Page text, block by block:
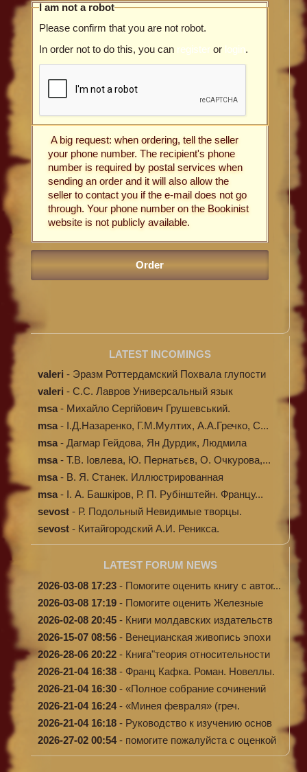
I am not a robot
Please confirm that you are not robot.
In order not to do this, you can register or login.
A big request: when ordering, tell the seller
your phone number. The recipient's phone
number is required by postal services when
sending an order and it will also allow the
seller to contact you if the e-mail does not go
through. Your phone number on the Bookinist
website is not publicly available.
LATEST INCOMINGS
valeri - Эразм Роттердамский Похвала глупости
valeri - C.С. Лавров Универсальный язык
программи...
msa - Михайло Сергійович Грушевський.
Ілюстров...
msa - І.Д.Назаренко, Г.М.Мултих, А.А.Гречко, С...
msa - Дагмар Гейдова, Ян Дурдик, Людмила
Кибал...
msa - Т.В. Іовлева, Ю. Пернатьєв, О. Очкурова,...
msa - В. Я. Станек. Иллюстрированная
энциклопе...
msa - І. А. Башкіров, Р. П. Рубінштейн. Францу...
sevost - Р. Подольный Невидимые творцы.
sevost - Китайгородский А.И. Реникса.
LATEST FORUM NEWS
2026-03-08 17:23 - Помогите оценить книгу с автог...
2026-03-08 17:19 - Помогите оценить Железные
доро...
2026-02-08 20:45 - Книги молдавских издательств
2026-15-07 08:56 - Венецианская живопись эпохи
Во...
2026-28-06 20:22 - Книга"теория относительности
и...
2026-21-04 16:38 - Франц Кафка. Роман. Новеллы.
П...
2026-21-04 16:30 - «Полное собрание сочинений
А.Н...
2026-21-04 16:24- «Минея февраля» (греч.
Μηναίον...
2026-21-04 16:18 - Руководство к изучению основ
к...
2026-27-02 00:54- помогите пожалуйста с оценкой
...